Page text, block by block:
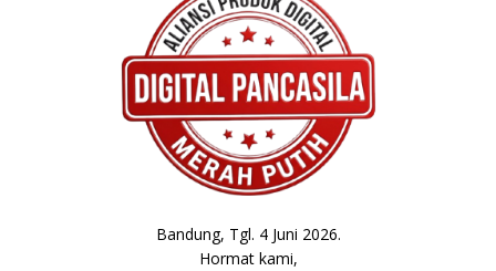
Bandung, Tgl. 4 Juni 2026.
Hormat kami,